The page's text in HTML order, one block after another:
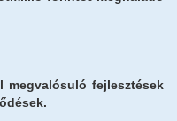
megvalósuló fejlesztések